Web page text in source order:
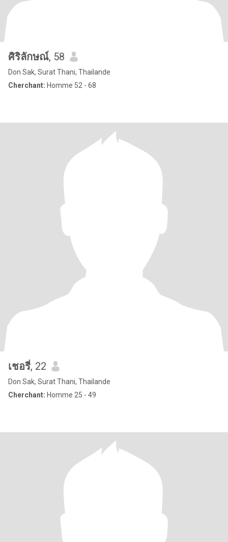
ศิริลักษณ์, 58
Don Sak, Surat Thani, Thailande
Cherchant: Homme 52 - 68
เชอรี่, 22
Don Sak, Surat Thani, Thailande
Cherchant: Homme 25 - 49